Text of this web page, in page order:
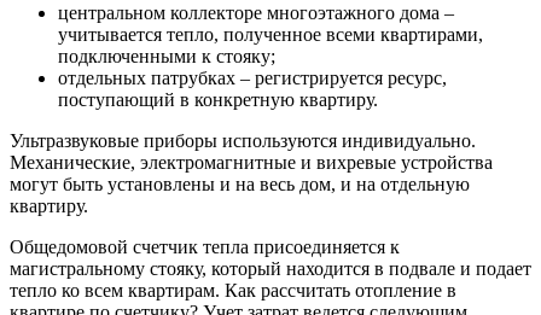
центральном коллекторе многоэтажного дома –
учитывается тепло, полученное всеми квартирами,
подключенными к стояку;
отдельных патрубках – регистрируется ресурс,
поступающий в конкретную квартиру.
Ультразвуковые приборы используются индивидуально.
Механические, электромагнитные и вихревые устройства
могут быть установлены и на весь дом, и на отдельную
квартиру.
Общедомовой счетчик тепла присоединяется к
магистральному стояку, который находится в подвале и подает
тепло ко всем квартирам. Как рассчитать отопление в